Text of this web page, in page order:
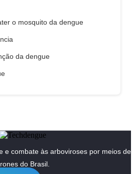
o mosquito da dengue
da dengue
e combate às arboviroses por meios de
do Brasil.